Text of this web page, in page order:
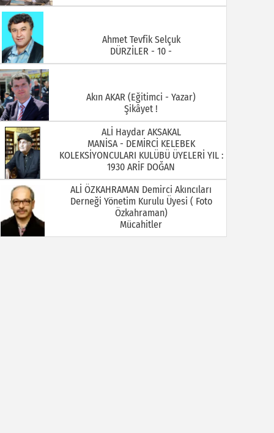
Akın AKAR (Eğitimci - Yazar)
Şikâyet !
KOLEKSİYONCULARI KULÜBÜ ÜYELERİ YIL :
1930 ARİF DOĞAN
ALİ ÖZKAHRAMAN Demirci Akıncıları
Derneği Yönetim Kurulu Üyesi ( Foto
Özkahraman)
Mücahitler
Ali Öztürkmen / Emekli Öğretmen
YOKSA